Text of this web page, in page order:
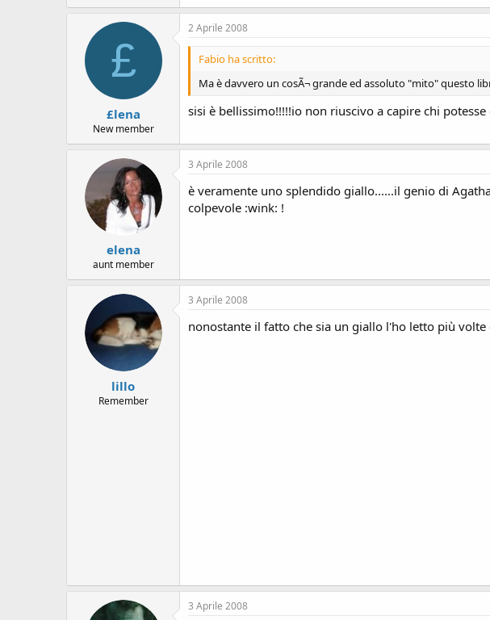
£
£lena
New member
2 Aprile 2008
Fabio ha scritto:
Ma è davvero un cosÃ¬ grande ed assoluto "mito" questo
sisi è bellissimo!!!!!io non riuscivo a capire chi
elena
aunt member
3 Aprile 2008
è veramente uno splendido giallo......il genio di
colpevole :wink: !
lillo
Remember
3 Aprile 2008
nonostante il fatto che sia un giallo l'ho letto più
3 Aprile 2008